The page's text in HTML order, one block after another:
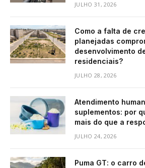
JULHO 31, 2026
Como a falta de
planejadas
desenvolvimento
residenciais?
JULHO 28, 2026
Atendimento
suplementos: por
mais do que a
JULHO 24, 2026
Puma GT: o carro